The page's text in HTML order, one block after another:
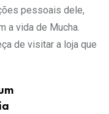
pessoais dele,
a vida de Mucha.
de visitar a loja que